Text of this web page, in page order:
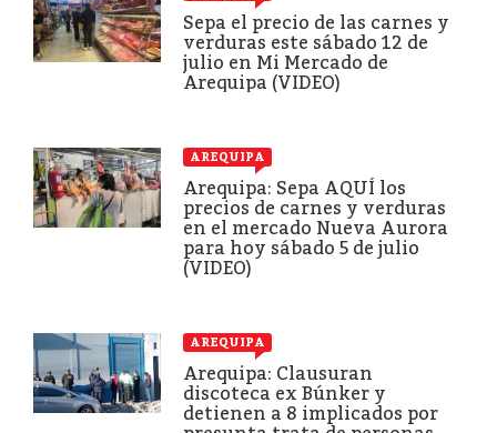
Sepa el precio de las carnes y
verduras este sábado 12 de
julio en Mi Mercado de
Arequipa (VIDEO)
AREQUIPA
Arequipa: Sepa AQUÍ los
precios de carnes y verduras
en el mercado Nueva Aurora
para hoy sábado 5 de julio
(VIDEO)
AREQUIPA
Arequipa: Clausuran
discoteca ex Búnker y
detienen a 8 implicados por